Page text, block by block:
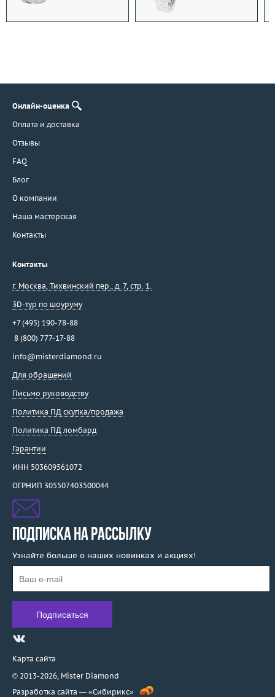
Онлайн-оценка
Оплата и доставка
Отзывы
FAQ
Блог
О компании
Наша мастерская
Контакты
Контакты
г. Москва, Тихвинский пер., д. 7, стр. 1.
3D-тур по шоуруму
+7 (495) 190-78-88
8 (800) 777-17-88
info@misterdiamond.ru
Для обращений
Письмо руководству
Политика ПД скупка/продажа
Политика ПД ломбард
Гарантии
ИНН 503609561072
ОГРНИП 305507403500044
ПОДПИСКА НА РАССЫЛКУ
Узнайте больше о наших новинках и акциях!
Карта сайта
© 2013-2026, Mister Diamond
Разработка сайта — «Сибирикс»